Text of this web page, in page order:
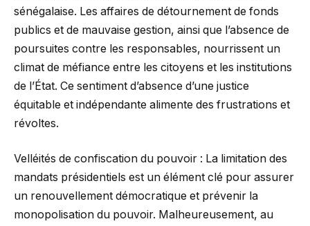
sénégalaise. Les affaires de détournement de fonds
publics et de mauvaise gestion, ainsi que l’absence de
poursuites contre les responsables, nourrissent un
climat de méfiance entre les citoyens et les institutions
de l’État. Ce sentiment d’absence d’une justice
équitable et indépendante alimente des frustrations et
révoltes.
Velléités de confiscation du pouvoir : La limitation des
mandats présidentiels est un élément clé pour assurer
un renouvellement démocratique et prévenir la
monopolisation du pouvoir. Malheureusement, au